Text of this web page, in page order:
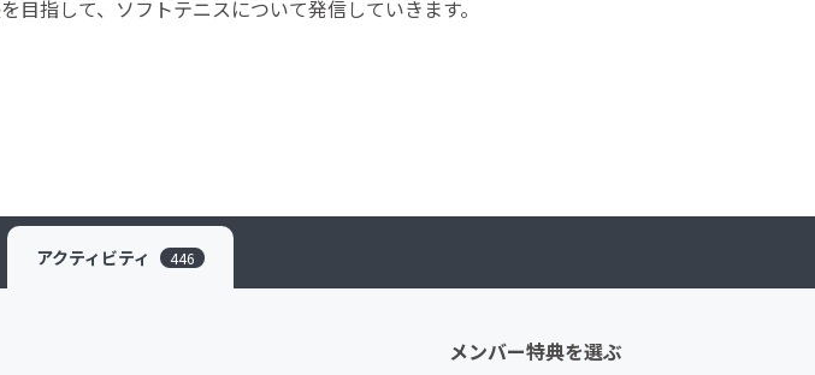
フード・飲食店
ファッション
CAMPFIRE Creation
目指して、ソフトテニスについて発信していきます。
アクティビティ 446
メンバー特典を選ぶ